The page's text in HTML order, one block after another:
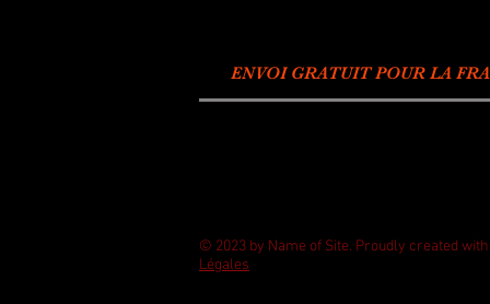
ENVOI GRATUIT POUR LA
© 2023 by Name of Site. Proudly created with
Légales